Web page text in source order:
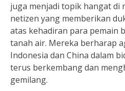
juga menjadi topik hangat di
netizen yang memberikan
atas kehadiran para pemain
tanah air. Mereka berharap
Indonesia dan China dalam
terus berkembang dan
gemilang.